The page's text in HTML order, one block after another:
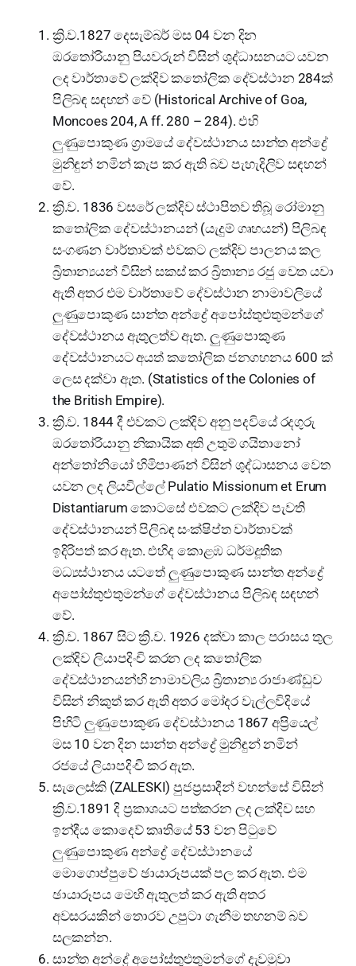
ක්‍රි.ව.1827 දෙසැම්බර් මස 04 වන දින
ඔරතෝරියානු පියවරුන් විසින් ශුද්ධාසනයට යවන
ලද වාර්තාවේ ලක්දිව කතෝලික දේවස්ථාන 284ක්
පිලිබඳ සඳහන් වේ (Historical Archive of Goa,
Moncoes 204, A ff. 280 – 284). එහි
ලුණුපොකුණ ග්‍රාමයේ දේවස්ථානය සාන්ත අන්ද්‍රේ
මුනිඳුන් නමින් කැප කර ඇති බව පැහැදිලිව සඳහන්
වේ.
ක්‍රි.ව. 1836 වසරේ ලක්දිව ස්ථාපිතව තිබූ රෝමානු
කතෝලික දේවස්ථානයන් (යැදුම් ගෘහයන්) පිලිබඳ
සංගණන වාර්තාවක් එවකට ලක්දිව පාලනය කල
බ්‍රිතාන්‍යයන් විසින් සකස් කර බ්‍රිතාන්‍ය රජු වෙත යවා
ඇති අතර එම වාර්තාවේ දේවස්ථාන නාමාවලියේ
ලුණුපොකුණ සාන්ත අන්ද්‍රේ අපෝස්තුළුතුමන්ගේ
දේවස්ථානය ඇතුලත්ව ඇත. ලුණුපොකුණ
දේවස්ථානයට අයත් කතෝලික ජනගහනය 600 ක්
ලෙස දක්වා ඇත. (Statistics of the Colonies of
the British Empire).
ක්‍රි.ව. 1844 දී එවකට ලක්දිව අනු පදවියේ රදගුරු
ඔරතෝරියානු නිකායික අති උතුම් ගයිතානෝ
අන්තෝනියෝ හිමිපාණන් විසින් ශුද්ධාසනය වෙත
යවන ලද ලියවිල්ලේ Pulatio Missionum et Erum
Distantiarum කොටසේ එවකට ලක්දිව පැවති
දේවස්ථානයන් පිලිබඳ සංක්ෂිප්ත වාර්තාවක්
ඉදිරිපත් කර ඇත. එහිද කොළඹ ධර්මදූතික
මධ්‍යස්ථානය යටතේ ලුණුපොකුණ සාන්ත අන්ද්‍රේ
අපෝස්තුළුතුමන්ගේ දේවස්ථානය පිලිබඳ සඳහන්
වේ.
ක්‍රි.ව. 1867 සිට ක්‍රි.ව. 1926 දක්වා කාල පරාසය තුල
ලක්දිව ලියාපදිංචි කරන ලද කතෝලික
දේවස්ථානයන්හි නාමාවලිය බ්‍රිතාන්‍ය රාජාණ්ඩුව
විසින් නිකුත් කර ඇති අතර මෝදර වැල්ලවිදියේ
පිහිටි ලුණුපොකුණ දේවස්ථානය 1867 අප්‍රියෙල්
මස 10 වන දින සාන්ත අන්ද්‍රේ මුනිඳුන් නමින්
රජයේ ලියාපදිංචි කර ඇත.
සැලෙස්කි (ZALESKI) පුජප්‍රසාදීන් වහන්සේ විසින්
ක්‍රි.ව.1891 දි ප්‍රකාශයට පත්කරන ලද ලක්දිව සහ
ඉන්දීය කොදෙව් කෘතියේ 53 වන පිටුවේ
ලුණුපොකුණ අන්ද්‍රේ දේවස්ථානයේ
මොගොප්පුවේ ඡායාරූපයක් පල කර ඇත. එම
ඡායාරූපය මෙහි ඇතුලත් කර ඇති අතර
අවසරයකින් තොරව උපුටා ගැනීම තහනම් බව
සලකන්න.
සාන්ත අන්ද්‍රේ අපෝස්තුළුතුමන්ගේ දැවමුවා